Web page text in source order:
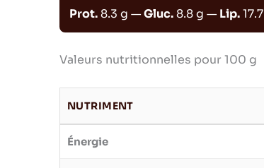
Prot.8.3 g —Gluc.8.8 g —Lip.
Valeurs nutritionnelles pour 100 g
NUTRIMENT
Énergie